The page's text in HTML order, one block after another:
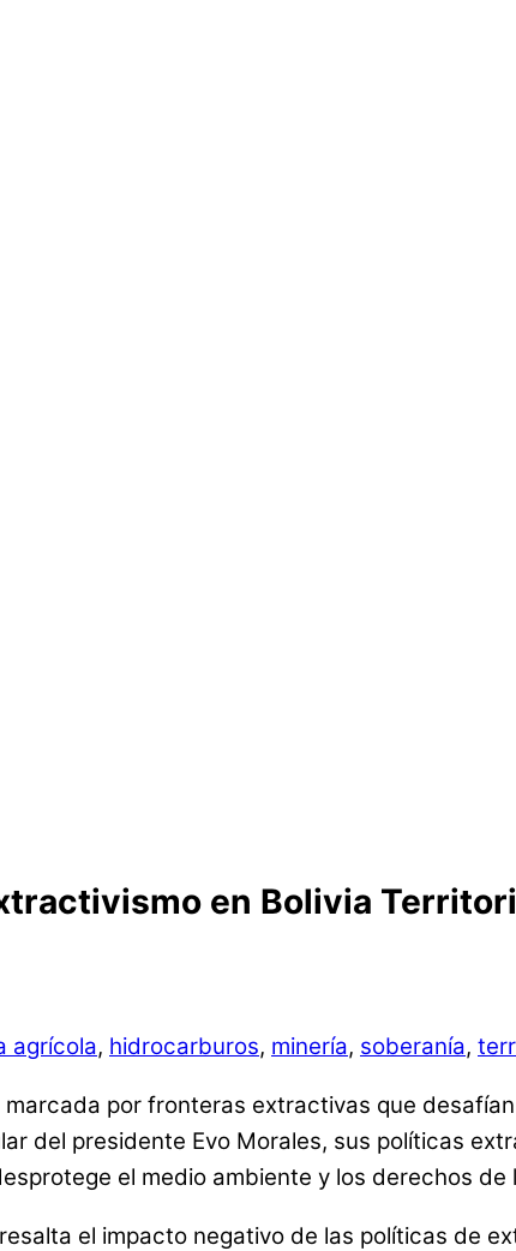
en Bolivia
agrícola, hidrocarburos, minería, soberanía,
por fronteras extractivas que
del presidente Evo Morales, sus políticas
el medio ambiente y los derechos
el impacto negativo de las políticas de